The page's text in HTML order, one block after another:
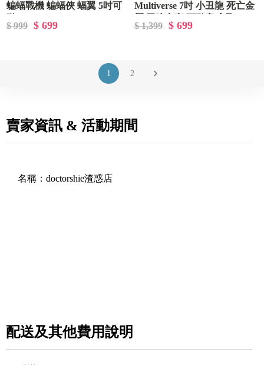
蝙蝠戰機 蝙蝠俠 蝠翼 5吋可
$ 999 $ 699
Multiverse 7吋 小丑龍 死亡金
$ 1,399 $ 699
1 2
賣家資訊 & 活動期間
名稱： doctorshie渣惑店
配送及其他費用說明